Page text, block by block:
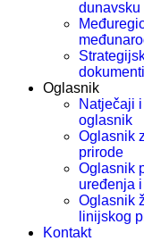
dunavsku
dokumenti
Oglasnik
Natječaji
oglasnik
Oglasnik
prirode
Oglasnik
uređenja
Oglasnik
linijskog
Kontakt